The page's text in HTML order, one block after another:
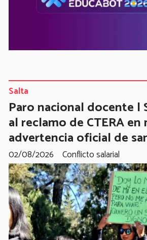
Paro nacional docente |
al reclamo de CTERA
advertencia oficial de
Conflicto salarial
Salta
02/08/2026